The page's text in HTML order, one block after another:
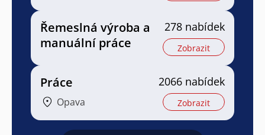
Řemeslná výroba a
manuální práce
278 nabídek
Zobrazit
Práce
Opava
2066 nabídek
Zobrazit